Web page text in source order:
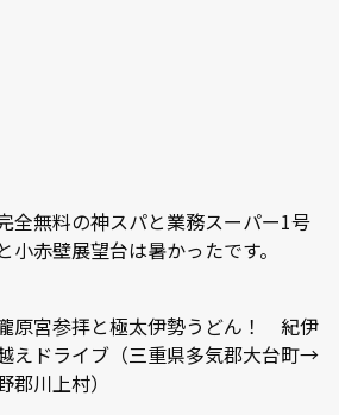
無料の神スパと業務スーパー1号
赤壁展望台は暑かったです。
原宮参拝と極太伊勢うどん！ 紀伊
えドライブ（三重県多気郡大台町→
郡川上村）